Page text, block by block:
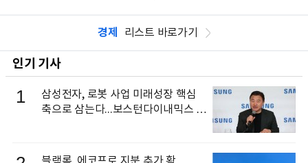
경제 리스트 바로가기
인기 기사
1
삼성전자, 로봇 사업 미래성장 핵심
축으로 삼는다...보스턴다이내믹스 출